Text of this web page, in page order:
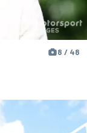
8 / 48